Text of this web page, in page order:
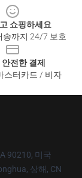
쇼핑하세요
송까지 24/7 보호
안전한 결제
스터카드 / 비자
90210, 미국
상해, CN